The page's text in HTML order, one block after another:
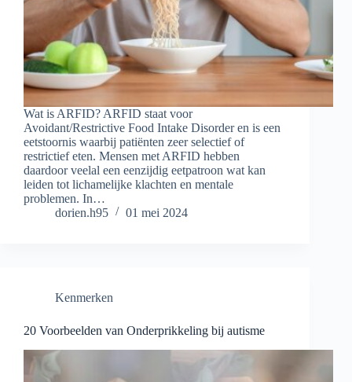
Wat is ARFID? ARFID staat voor
Avoidant/Restrictive Food Intake Disorder en is een
eetstoornis waarbij patiënten zeer selectief of
restrictief eten. Mensen met ARFID hebben
daardoor veelal een eenzijdig eetpatroon wat kan
leiden tot lichamelijke klachten en mentale
problemen. In…
dorien.h95
01 mei 2024
Kenmerken
20 Voorbeelden van Onderprikkeling bij autisme